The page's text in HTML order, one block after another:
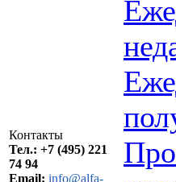
Контакты
Тел.: +7 (495) 221
74 94
Email: info@alfa-